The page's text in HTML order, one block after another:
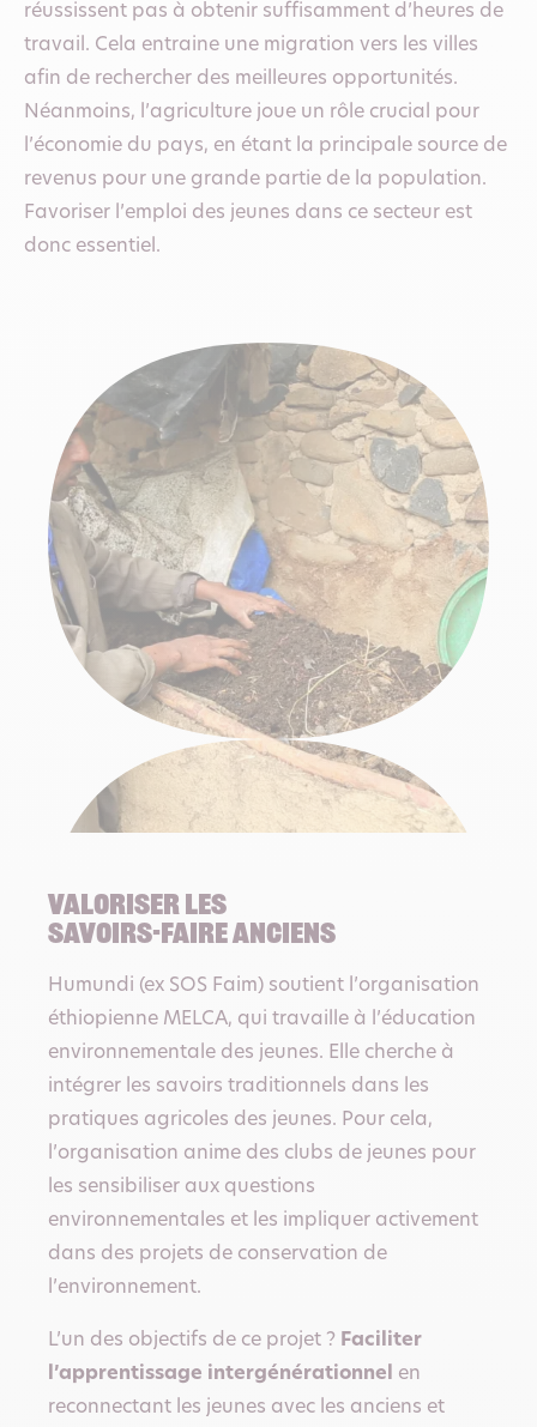
réussissent pas à obtenir suffisamment d’heures de
travail. Cela entraine une migration vers les villes
afin de rechercher des meilleures opportunités.
Néanmoins, l’agriculture joue un rôle crucial pour
l’économie du pays, en étant la principale source de
revenus pour une grande partie de la population.
Favoriser l’emploi des jeunes dans ce secteur est
donc essentiel.
VALORISER LES
SAVOIRS-FAIRE ANCIENS
Humundi (ex SOS Faim) soutient l’organisation
éthiopienne MELCA, qui travaille à l’éducation
environnementale des jeunes. Elle cherche à
intégrer les savoirs traditionnels dans les
pratiques agricoles des jeunes. Pour cela,
l’organisation anime des clubs de jeunes pour
les sensibiliser aux questions
environnementales et les impliquer activement
dans des projets de conservation de
l’environnement.
L’un des objectifs de ce projet ? Faciliter
l’apprentissage intergénérationnel
en
reconnectant les jeunes avec les anciens et